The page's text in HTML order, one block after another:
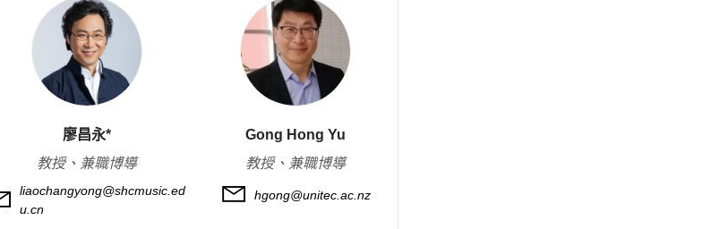
廖昌永*
教授、兼職博導
liaochangyong@shcmusic.ed
u.cn
Gong Hong Yu
教授、兼職博導
hgong@unitec.ac.nz